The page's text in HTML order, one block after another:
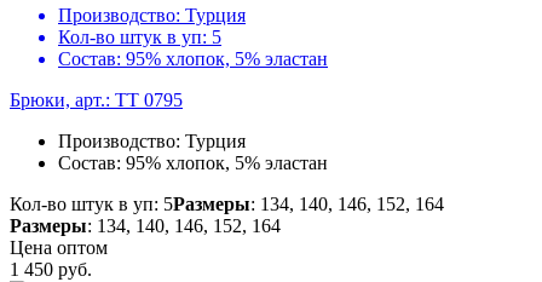
Производство: Турция
Кол-во штук в уп: 5
Состав: 95% хлопок, 5% эластан
Брюки, арт.: TT 0795
Производство: Турция
Состав: 95% хлопок, 5% эластан
Кол-во штук в уп: 5Размеры: 134, 140, 146, 152, 164
Размеры: 134, 140, 146, 152, 164
Цена оптом
1 450 руб.